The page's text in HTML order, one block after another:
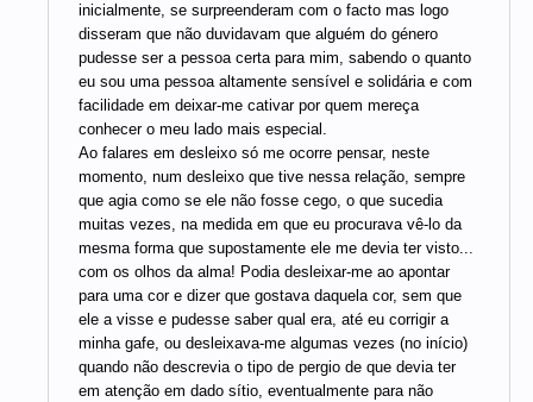
inicialmente, se surpreenderam com o facto mas logo
disseram que não duvidavam que alguém do género
pudesse ser a pessoa certa para mim, sabendo o quanto
eu sou uma pessoa altamente sensível e solidária e com
facilidade em deixar-me cativar por quem mereça
conhecer o meu lado mais especial.
Ao falares em desleixo só me ocorre pensar, neste
momento, num desleixo que tive nessa relação, sempre
que agia como se ele não fosse cego, o que sucedia
muitas vezes, na medida em que eu procurava vê-lo da
mesma forma que supostamente ele me devia ter visto...
com os olhos da alma! Podia desleixar-me ao apontar
para uma cor e dizer que gostava daquela cor, sem que
ele a visse e pudesse saber qual era, até eu corrigir a
minha gafe, ou desleixava-me algumas vezes (no início)
quando não descrevia o tipo de pergio de que devia ter
em atenção em dado sítio, eventualmente para não